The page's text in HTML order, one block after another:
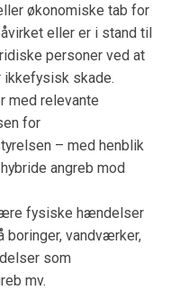
økonomiske tab for
eller er i stand til
personer ved at
skade.
med relevante
for
– med henblik
angreb mod
fysiske hændelser
vandværker,
som
mv.